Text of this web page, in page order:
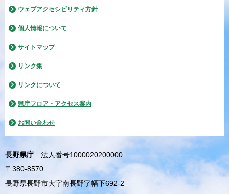
ウェブアクセシビリティ方針
個人情報について
サイトマップ
リンク集
リンクについて
県庁フロア・アクセス案内
お問い合わせ
長野県庁
法人番号1000020200000
〒380-8570
長野県長野市大字南長野字幅下692-2